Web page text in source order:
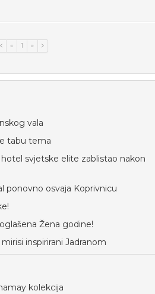
« 1 »
vala
tabu tema
svjetske elite zablistao nakon
ponovno osvaja Koprivnicu
Žena godine!
inspirirani Jadranom
kolekcija